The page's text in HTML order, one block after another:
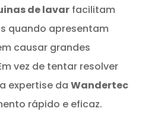
de lavarfacilitam
quando apresentam
causar grandes
vez de tentar resolver
expertise da Wandertec
rápido e eficaz.